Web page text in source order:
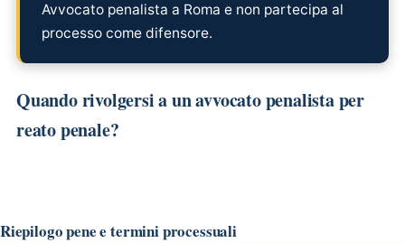
Avvocato penalista a Roma e non partecipa al
processo come difensore.
Quando rivolgersi a un avvocato penalista per
reato penale?
Riepilogo pene e termini processuali